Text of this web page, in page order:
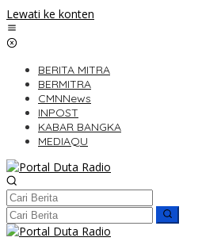
Lewati ke konten
BERITA MITRA
BERMITRA
CMNNews
INPOST
KABAR BANGKA
MEDIAQU